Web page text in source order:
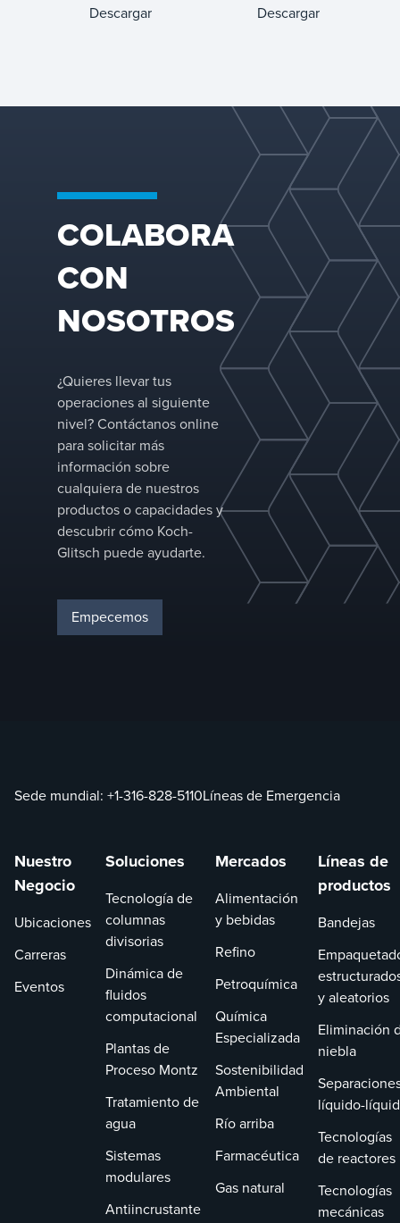
Injections /
Water Flood
Descargar Systems
Descargar
COLABORA
CON
NOSOTROS
¿Quieres llevar tus
operaciones al siguiente
nivel? Contáctanos online
para solicitar más
información sobre
cualquiera de nuestros
productos o capacidades y
descubrir cómo Koch-
Glitsch puede ayudarte.
Empecemos
Sede mundial: +1-316-828-5110Líneas de Emergencia
Nuestro
Negocio
Ubicaciones
Carreras
Eventos
Soluciones
Tecnología de
columnas
divisorias
Dinámica de
fluidos
computacional
Plantas de
Proceso Montz
Tratamiento de
agua
Sistemas
modulares
Antiincrustante
Mercados
Alimentación
y bebidas
Refino
Petroquímica
Química
Especializada
Sostenibilidad
Ambiental
Río arriba
Farmacéutica
Gas natural
Líneas de
productos
Bandejas
y aleatorios
Eliminación
niebla
líquido-
Tecnologías
de reactores
Tecnologías
mecánicas